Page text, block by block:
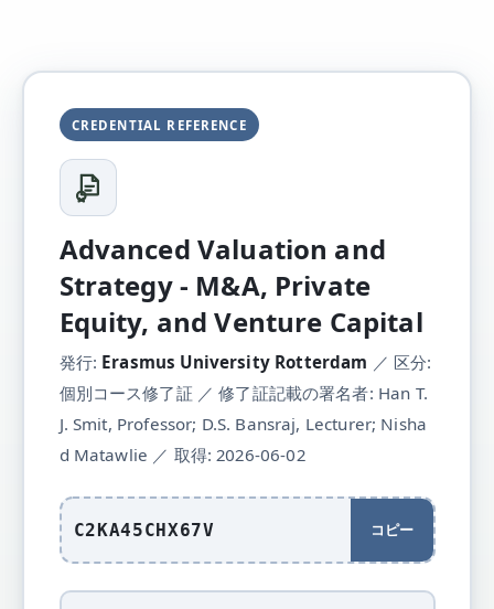
CREDENTIAL REFERENCE
Advanced Valuation and
Strategy - M&A, Private
Equity, and Venture Capital
発行: Erasmus University Rotterdam ／ 区分:
個別コース修了証 ／ 修了証記載の署名者: Han T.
J. Smit, Professor; D.S. Bansraj, Lecturer; Nisha
d Matawlie ／ 取得: 2026-06-02
C2KA45CHX67V コピー